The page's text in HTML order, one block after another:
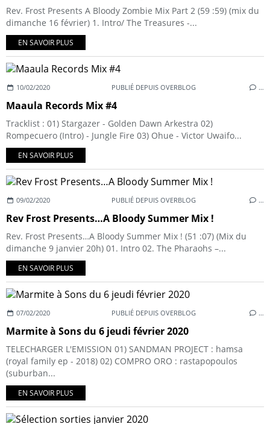
Rev. Frost Presents A Bloody Zombie Mix Part 2 (59 :59) (mix du
dimanche 16 février) 1. Intro/ The Treasures -...
EN SAVOIR PLUS
10/02/2020 PUBLIÉ DEPUIS OVERBLOG …
Maaula Records Mix #4
Tracklist : 01) Stargazer - Golden Dawn Arkestra 02)
Rompecuero (Intro) - Jungle Fire 03) Ohue - Victor Uwaifo...
EN SAVOIR PLUS
09/02/2020 PUBLIÉ DEPUIS OVERBLOG …
Rev Frost Presents…A Bloody Summer Mix !
Rev. Frost Presents…A Bloody Summer Mix ! (51 :07) (Mix du
dimanche 9 janvier 20h) 01. Intro 02. The Pharaohs –...
EN SAVOIR PLUS
07/02/2020 PUBLIÉ DEPUIS OVERBLOG …
Marmite à Sons du 6 jeudi février 2020
TELECHARGER L'EMISSION 01) SANDMAN PROJECT : hamsa
(royal family ep - 2018) 02) COMPRO ORO : rastapopoulos
(suburban...
EN SAVOIR PLUS